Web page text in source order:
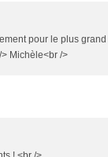
pour le plus
Michèle<br />